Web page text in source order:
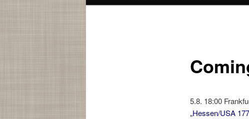
5.8. 18:00
„Hessen/USA